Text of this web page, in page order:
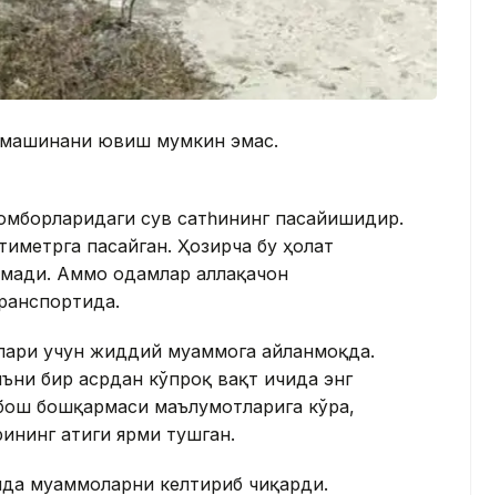
машинани ювиш мумкин эмас.
сув сатһининг пасайишидир.
пасайган. Ҳозирча бу ҳолат
Аммо одамлар аллақачон
учун жиддий муаммога айланмоқда.
бир асрдан кўпроқ вақт ичида энг
бошқармаси маълумотларига кўра,
атиги ярми тушган.
муаммоларни келтириб чиқарди.